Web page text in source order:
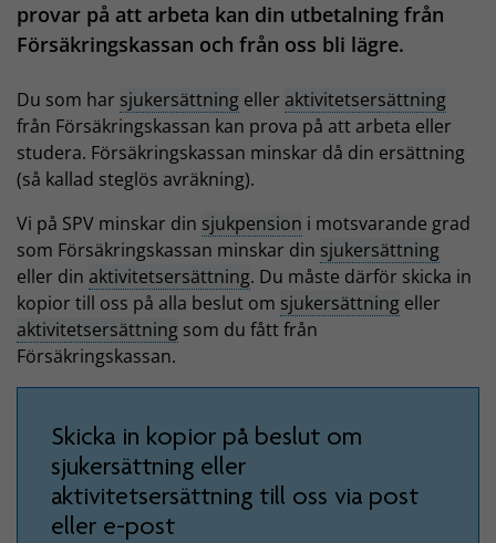
provar på att arbeta kan din utbetalning från
Försäkringskassan och från oss bli lägre.
Du som har sjukersättning eller aktivitetsersättning
från Försäkringskassan kan prova på att arbeta eller
studera. Försäkringskassan minskar då din ersättning
(så kallad steglös avräkning).
Vi på SPV minskar din sjukpension i motsvarande grad
som Försäkringskassan minskar din sjukersättning
eller din aktivitetsersättning. Du måste därför skicka in
kopior till oss på alla beslut om sjukersättning eller
aktivitetsersättning som du fått från
Försäkringskassan.
Skicka in kopior på beslut om
sjukersättning eller
aktivitetsersättning till oss via post
eller e-post